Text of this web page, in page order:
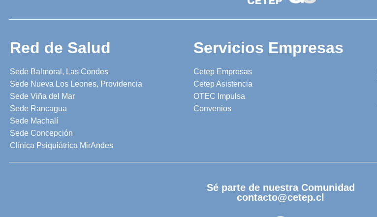
Red de Salud
Sede Balmoral, Las Condes
Sede Nueva Los Leones, Providencia
Sede Viña del Mar
Sede Rancagua
Sede Machalí
Sede Concepción
Clínica Psiquiátrica MirAndes
Servicios Empresas
Cetep Empresas
Cetep Asistencia
OTEC Impulsa
Convenios
Sé parte de nuestra Comunidad
contacto@cetep.cl